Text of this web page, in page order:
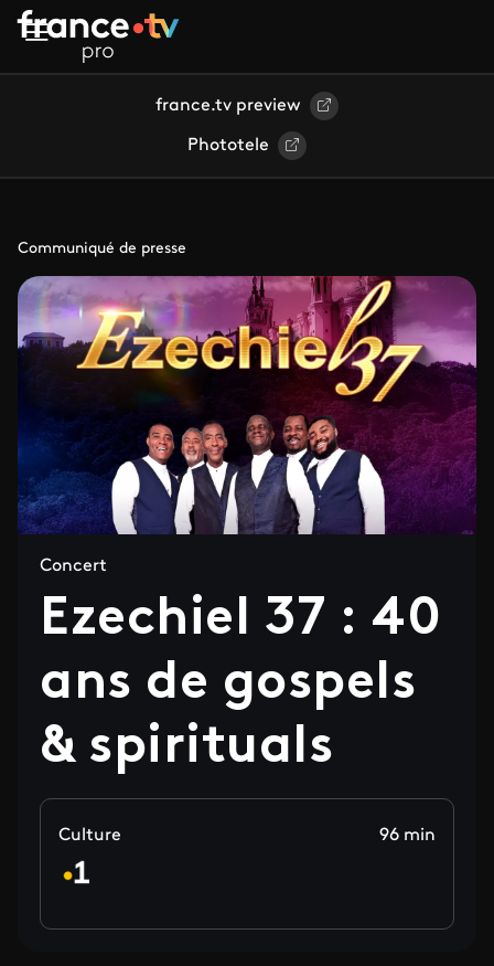
Aller au contenu principal
france.tv preview
Phototele
Communiqué de presse
Concert
Ezechiel 37 : 40
ans de gospels
& spirituals
Culture 96 min